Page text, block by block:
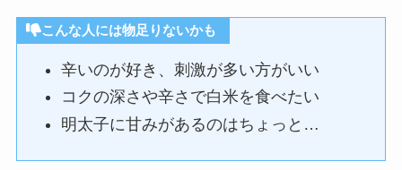
こんな人には物足りないかも
辛いのが好き、刺激が多い方がいい
コクの深さや辛さで白米を食べたい
明太子に甘みがあるのはちょっと…